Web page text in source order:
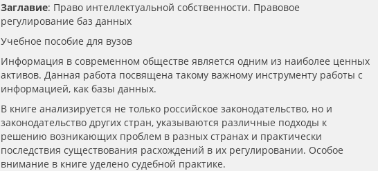
Заглавие: Право интеллектуальной собственности. Правовое
регулирование баз данных
Учебное пособие для вузов
Информация в современном обществе является одним из наиболее ценных
активов. Данная работа посвящена такому важному инструменту работы с
информацией, как базы данных.
В книге анализируется не только российское законодательство, но и
законодательство других стран, указываются различные подходы к
решению возникающих проблем в разных странах и практически
последствия существования расхождений в их регулировании. Особое
внимание в книге уделено судебной практике.